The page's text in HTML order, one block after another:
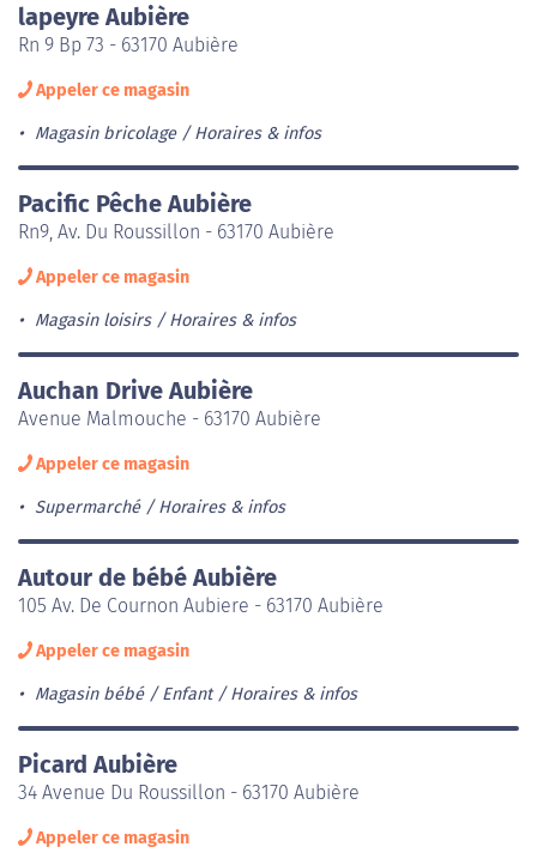
lapeyre Aubière
Rn 9 Bp 73 - 63170 Aubière
Appeler ce magasin
Magasin bricolage Horaires & infos
Pacific Pêche Aubière
Rn9, Av. Du Roussillon - 63170 Aubière
Appeler ce magasin
Magasin loisirs Horaires & infos
Auchan Drive Aubière
Avenue Malmouche - 63170 Aubière
Appeler ce magasin
Supermarché Horaires & infos
Autour de bébé Aubière
105 Av. De Cournon Aubiere - 63170 Aubière
Appeler ce magasin
Magasin bébé / Enfant Horaires & infos
Picard Aubière
34 Avenue Du Roussillon - 63170 Aubière
Appeler ce magasin